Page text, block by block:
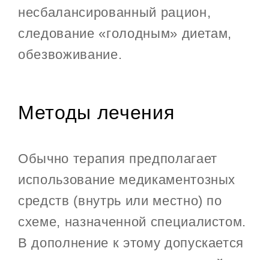
несбалансированный рацион,
следование «голодным» диетам,
обезвоживание.
Методы лечения
Обычно терапия предполагает
использование медикаментозных
средств (внутрь или местно) по
схеме, назначенной специалистом.
В дополнение к этому допускается